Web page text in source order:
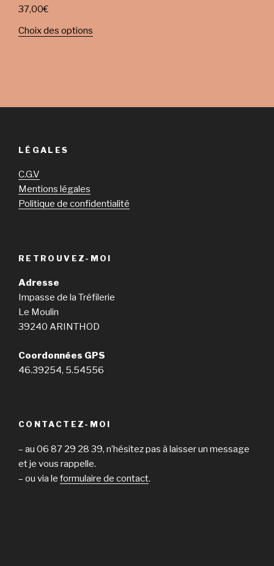
37,00€
Choix des options
LÉGALES
C.G.V
Mentions légales
Politique de confidentialité
RETROUVEZ-MOI
Adresse
Impasse de la Tréfilerie
Le Moulin
39240 ARINTHOD
Coordonnées GPS
46.39254, 5.54556
CONTACTEZ-MOI
– au 06 87 29 28 39, n’hésitez pas à laisser un message
et je vous rappelle.
– ou via le formulaire de contact.